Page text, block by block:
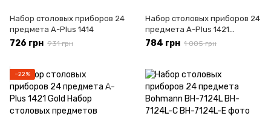
Набор столовых приборов 24
предмета A-Plus 1414
726 грн 931 грн
Набор столовых приборов 24
предмета A-Plus 1421
Rainbow Набор столовых
784 грн 1 005 грн
−22%